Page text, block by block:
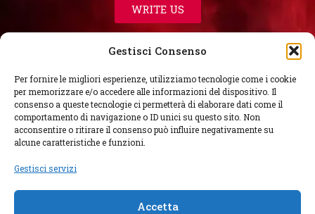
Gestisci Consenso
Per fornire le migliori esperienze, utilizziamo tecnologie come i cookie
per memorizzare e/o accedere alle informazioni del dispositivo. Il
consenso a queste tecnologie ci permetterà di elaborare dati come il
comportamento di navigazione o ID unici su questo sito. Non
acconsentire o ritirare il consenso può influire negativamente su
alcune caratteristiche e funzioni.
Gestisci servizi
Accetta
WRITE US
Copyright © 2026 TALECUE. All rights reserved.
Webmasters Francesco Trio and Fiammetta